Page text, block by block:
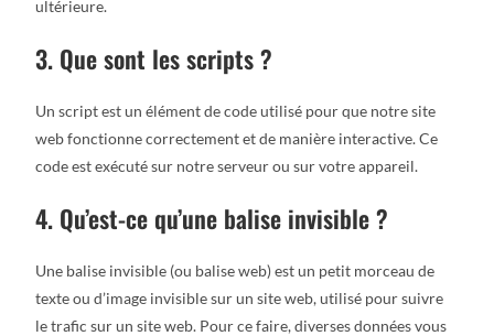
ultérieure.
3. Que sont les scripts ?
Un script est un élément de code utilisé pour que notre site
web fonctionne correctement et de manière interactive. Ce
code est exécuté sur notre serveur ou sur votre appareil.
4. Qu’est-ce qu’une balise invisible ?
Une balise invisible (ou balise web) est un petit morceau de
texte ou d’image invisible sur un site web, utilisé pour suivre
le trafic sur un site web. Pour ce faire, diverses données vous